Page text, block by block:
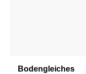
Bodengleiches